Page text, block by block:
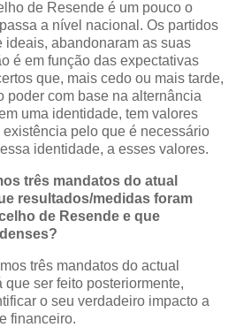
de Resende é um pouco o
a nível nacional. Os partidos
ideais, abandonaram as suas
é em função das expectativas
que, mais cedo ou mais tarde,
poder com base na alternância
uma identidade, tem valores
pelo que é necessário
identidade, a esses valores.
três mandatos do atual
resultados/medidas foram
de Resende e que
três mandatos do actual
ser feito posteriormente,
o seu verdadeiro impacto a
financeiro.